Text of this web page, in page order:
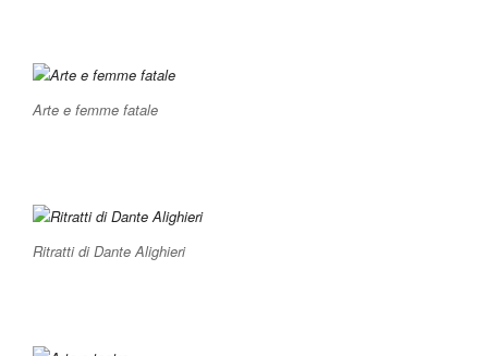
Arte e femme fatale
Ritratti di Dante Alighieri